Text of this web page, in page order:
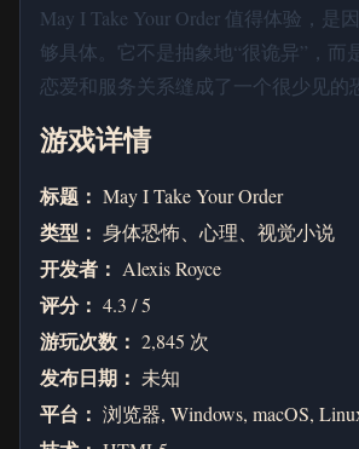
May I Take Your Order 值得体验，是
够具体。它不是抽象地“很诡异”，而
恋爱和服务关系缝成了一个很少见的
游戏详情
标题： May I Take Your Order
类型： 身体恐怖、心理、视觉小说
开发者： Alexis Royce
评分： 4.3 / 5
游玩次数： 2,845 次
发布日期： 未知
平台： 浏览器, Windows, macOS,